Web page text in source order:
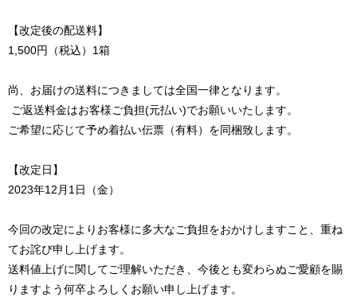
【改定後の配送料】
1,500円（税込）1箱
尚、お届けの送料につきましては全国一律となります。
ご返送料金はお客様ご負担(元払い)でお願いいたします。
ご希望に応じて予め着払い伝票（有料）を同梱致します。
【改定日】
2023年12月1日（金）
今回の改定によりお客様に多大なご負担をおかけしますこと、重ね
てお詫び申し上げます。
送料値上げに関してご理解いただき、今後とも変わらぬご愛顧を賜
りますよう何卒よろしくお願い申し上げます。